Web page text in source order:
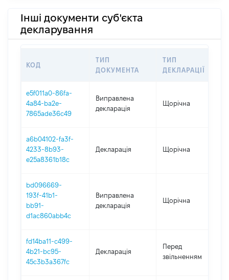
Інші документи суб'єкта
декларування
КОД
ТИП
ДОКУМЕНТА
ТИП
ДЕКЛАРАЦІЇ
e5f011a0-86fa-
4a84-ba2e-
7865ade36c49
Виправлена
декларація
Щорічна
a6b04102-fa3f-
4233-8b93-
e25a8361b18c
Декларація Щорічна
bd096669-
193f-41b1-
bb91-
d1ac860abb4c
Виправлена
декларація
Щорічна
fd14ba11-c499-
4b21-bc95-
45c3b3a367fc
Декларація
Перед
звільненням